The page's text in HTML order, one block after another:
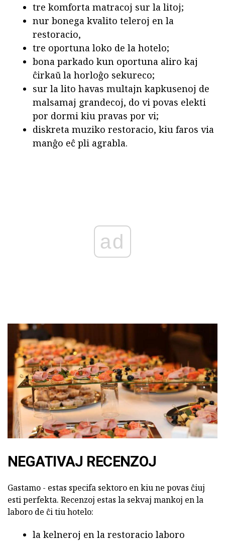
tre komforta matracoj sur la litoj;
nur bonega kvalito teleroj en la
restoracio,
tre oportuna loko de la hotelo;
bona parkado kun oportuna aliro kaj
ĉirkaŭ la horloĝo sekureco;
sur la lito havas multajn kapkusenoj de
malsamaj grandecoj, do vi povas elekti
por dormi kiu pravas por vi;
diskreta muziko restoracio, kiu faros via
manĝo eĉ pli agrabla.
ad
NEGATIVAJ RECENZOJ
Gastamo - estas specifa sektoro en kiu ne povas ĉiuj
esti perfekta. Recenzoj estas la sekvaj mankoj en la
laboro de ĉi tiu hotelo:
la kelneroj en la restoracio laboro